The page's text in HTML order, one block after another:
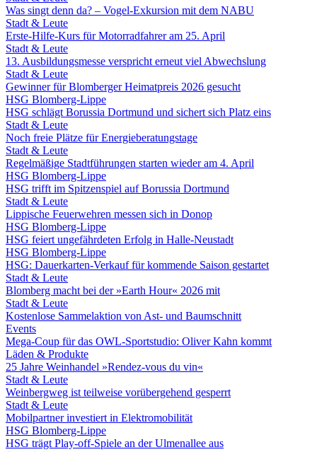
Was singt denn da? – Vogel-Exkursion mit dem NABU
Stadt & Leute
Erste-Hilfe-Kurs für Motorradfahrer am 25. April
Stadt & Leute
13. Ausbildungsmesse verspricht erneut viel Abwechslung
Stadt & Leute
Gewinner für Blomberger Heimatpreis 2026 gesucht
HSG Blomberg-Lippe
HSG schlägt Borussia Dortmund und sichert sich Platz eins
Stadt & Leute
Noch freie Plätze für Energieberatungstage
Stadt & Leute
Regelmäßige Stadtführungen starten wieder am 4. April
HSG Blomberg-Lippe
HSG trifft im Spitzenspiel auf Borussia Dortmund
Stadt & Leute
Lippische Feuerwehren messen sich in Donop
HSG Blomberg-Lippe
HSG feiert ungefährdeten Erfolg in Halle-Neustadt
HSG Blomberg-Lippe
HSG: Dauerkarten-Verkauf für kommende Saison gestartet
Stadt & Leute
Blomberg macht bei der »Earth Hour« 2026 mit
Stadt & Leute
Kostenlose Sammelaktion von Ast- und Baumschnitt
Events
Mega-Coup für das OWL-Sportstudio: Oliver Kahn kommt
Läden & Produkte
25 Jahre Weinhandel »Rendez-vous du vin«
Stadt & Leute
Weinbergweg ist teilweise vorübergehend gesperrt
Stadt & Leute
Mobilpartner investiert in Elektromobilität
HSG Blomberg-Lippe
HSG trägt Play-off-Spiele an der Ulmenallee aus